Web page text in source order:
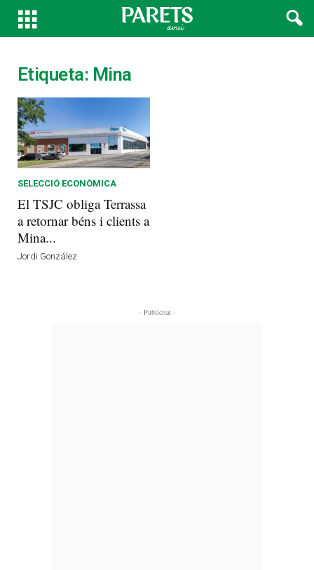
Etiqueta: Mina
SELECCIÓ ECONÒMICA
El TSJC obliga Terrassa
a retornar béns i clients a
Mina...
Jordi González
- Publicitat -